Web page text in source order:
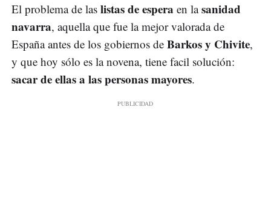
El problema de las listas de espera en lasanidad
navarra, aquella que fue la mejor valorada de
España antes de los gobiernos de Barkos y Chivite,
y que hoy sólo es la novena, tiene facil solución:
sacar de ellas a las personas mayores.